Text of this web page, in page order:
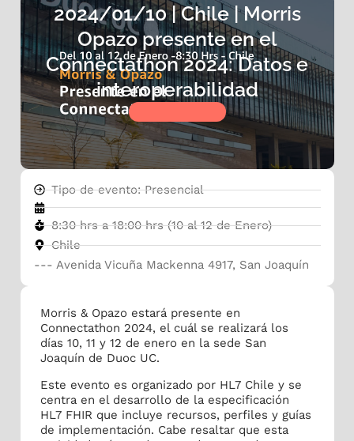
2024/01/10 | Chile | Morris
Opazo presente en el
Connectathon 2024: Datos e
interoperabilidad
Tipo de evento: Presencial
8:30 hrs a 18:00 hrs (10 al 12 de Enero)
Chile
--- Avenida Vicuña Mackenna 4917, San Joaquín
Morris & Opazo estará presente en
Connectathon 2024, el cuál se realizará los
días 10, 11 y 12 de enero en la sede San
Joaquín de Duoc UC.
Este evento es organizado por HL7 Chile y se
centra en el desarrollo de la especificación
HL7 FHIR que incluye recursos, perfiles y guías
de implementación. Cabe resaltar que esta